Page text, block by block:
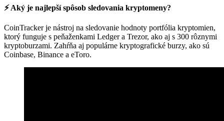
⚡️ Aký je najlepší spôsob sledovania kryptomeny?
CoinTracker je nástroj na sledovanie hodnoty portfólia kryptomien,
ktorý funguje s peňaženkami Ledger a Trezor, ako aj s 300 rôznymi
kryptoburzami. Zahŕňa aj populárne kryptografické burzy, ako sú
Coinbase, Binance a eToro.